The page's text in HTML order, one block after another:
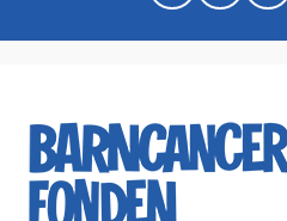
a
e
b
w
t
t
i